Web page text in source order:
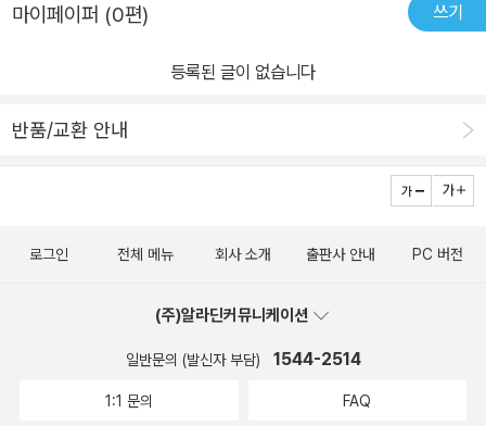
마이페이퍼 (0편) 쓰기
등록된 글이 없습니다
반품/교환 안내
로그인 전체 메뉴 회사 소개 출판사 안내 PC 버전
(주)알라딘커뮤니케이션
일반문의 (발신자 부담) 1544-2514
1:1 문의 FAQ